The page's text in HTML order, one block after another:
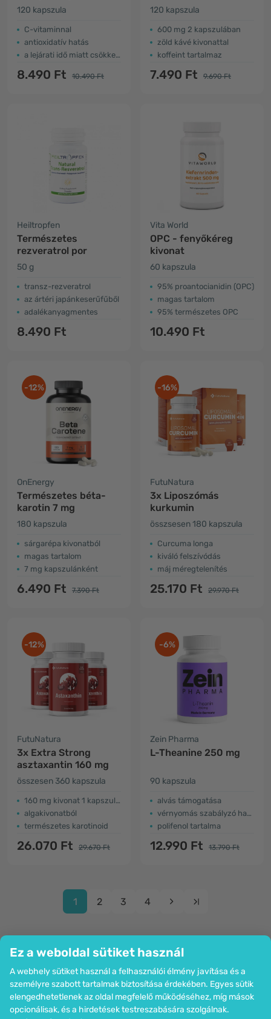
Ez a weboldal sütiket használ
A webhely sütiket használ a felhasználói élmény javítása és a
személyre szabott tartalmak biztosítása érdekében. Egyes sütik
elengedhetetlenek az oldal megfelelő működéséhez, míg mások
opcionálisak, és a hirdetések testreszabására szolgálnak.
120 kapszula
C-vitaminnal
antioxidatív hatás
a lejárati idő miatt csökkent az ár
8.490 Ft 10.490 Ft
120 kapszula
600 mg 2 kapszulában
zöld kávé kivonattal
koffeint tartalmaz
7.490 Ft 9.690 Ft
Heiltropfen
Természetes
rezveratrol por
50 g
transz-rezveratrol
az ártéri japánkeserűfűből
adalékanyagmentes
8.490 Ft
Vita World
OPC - fenyőkéreg
kivonat
60 kapszula
95% proantocianidin (OPC)
magas tartalom
95% természetes OPC
10.490 Ft
-12%
OnEnergy
Természetes béta-
karotin 7 mg
180 kapszula
sárgarépa kivonatból
magas tartalom
7 mg kapszulánként
6.490 Ft 7.390 Ft
-16%
FutuNatura
3x Liposzómás
kurkumin
összsesen 180 kapszula
Curcuma longa
kiváló felszívódás
máj méregtelenítés
25.170 Ft 29.970 Ft
-12%
FutuNatura
3x Extra Strong
asztaxantin​ 160 mg
összesen 360 kapszula
​160 mg kivonat 1 kapszulában
algakivonatból
természetes karotinoid
26.070 Ft 29.670 Ft
-6%
Zein Pharma
L-Theanine 250 mg
90 kapszula
alvás támogatása
vérnyomás szabályzó hatás
polifenol tartalma
12.990 Ft 13.790 Ft
1 2 3 4
Cég
Információk
Csatlakozzon hozzánk